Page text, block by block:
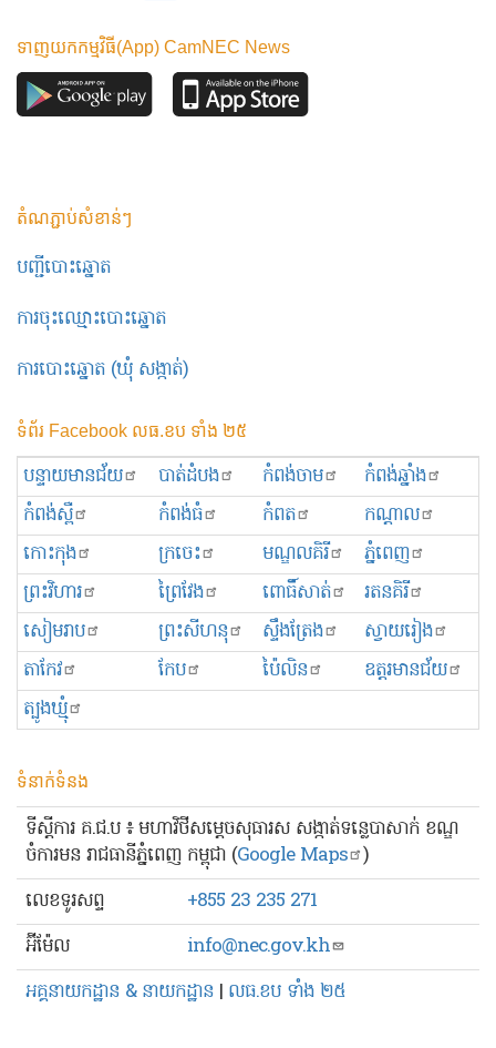
ទាញយកកម្មវិធី(App) CamNEC News
តំណភ្ជាប់សំខាន់ៗ
បញ្ជីបោះឆ្នោត
ការចុះឈ្មោះបោះឆ្នោត
ការបោះឆ្នោត (ឃុំ សង្កាត់)
ទំព័រ Facebook លធ.ខប ទាំង ២៥
បន្ទាយមានជ័យ បាត់ដំបង កំពង់ចាម
កំពង់ឆ្នាំង
កំពង់ស្ពឺ
កំពង់ធំ កំពត
កណ្ដាល
កោះកុង
ក្រចេះ មណ្ឌលគិរី
ភ្នំពេញ
ព្រះ​វិហារ
ព្រៃវែង ពោធិ៍សាត់
រតនគិរី
សៀមរាប
ព្រះសីហនុ ស្ទឹងត្រែង
ស្វាយរៀង
តាកែវ
កែប ប៉ៃលិន
ឧត្ដរមានជ័យ
ត្បូងឃ្មុំ
ទំនាក់ទំនង
ទីស្ដីការ គ.ជ.ប ៖ មហាវិថីសម្ដេចសុធារស សង្កាត់ទន្លេបាសាក់ ខណ្ឌ
ចំការមន រាជធានីភ្នំពេញ កម្ពុជា (Google Maps )
លេខ​ទូរសព្ទ
+855 23 235 271
អ៊ីម៉ែល
info@nec.gov.kh
អគ្គនាយកដ្ឋាន & នាយកដ្ឋាន | លធ.ខប ទាំង ២៥